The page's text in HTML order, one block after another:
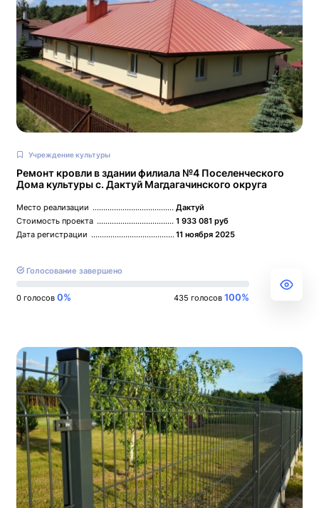
Учреждение культуры
Ремонт кровли в здании филиала №4 Поселенческого
Дома культуры с. Дактуй Магдагачинского округа
Место реализации
Дактуй
Стоимость проекта
1 933 081 руб
Дата регистрации
11 ноября 2025
Голосование завершено
0 голосов 0% 435 голосов 100%